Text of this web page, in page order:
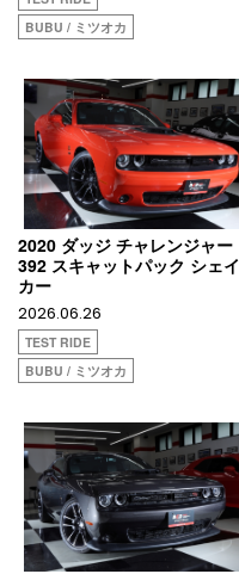
BUBU / ミツオカ
2020 ダッジ チャレンジャー
392 スキャットパック シェイ
カー
2026.06.26
TEST RIDE
BUBU / ミツオカ